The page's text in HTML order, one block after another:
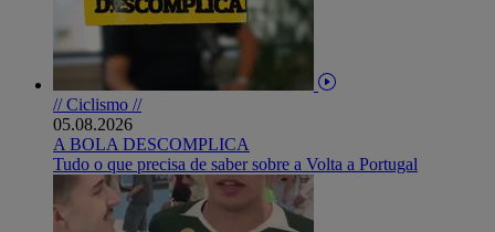
// Ciclismo //
05.08.2026
A BOLA DESCOMPLICA
Tudo o que precisa de saber sobre a Volta a Portugal